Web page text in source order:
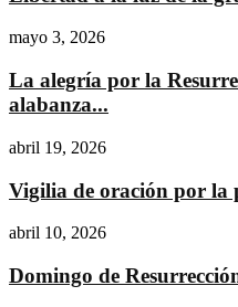
mayo 3, 2026
La alegría por la
alabanza...
abril 19, 2026
Vigilia de oración por la
abril 10, 2026
Domingo de